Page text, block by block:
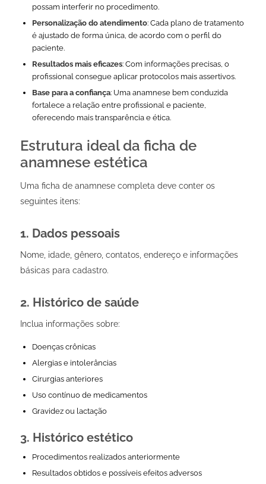
possam interferir no procedimento.
Personalização do atendimento: Cada plano de tratamento
é ajustado de forma única, de acordo com o perfil do
paciente.
Resultados mais eficazes: Com informações precisas, o
profissional consegue aplicar protocolos mais assertivos.
Base para a confiança: Uma anamnese bem conduzida
fortalece a relação entre profissional e paciente,
oferecendo mais transparência e ética.
Estrutura ideal da ficha de
anamnese estética
Uma ficha de anamnese completa deve conter os
seguintes itens:
1. Dados pessoais
Nome, idade, gênero, contatos, endereço e informações
básicas para cadastro.
2. Histórico de saúde
Inclua informações sobre:
Doenças crônicas
Alergias e intolerâncias
Cirurgias anteriores
Uso contínuo de medicamentos
Gravidez ou lactação
3. Histórico estético
Procedimentos realizados anteriormente
Resultados obtidos e possíveis efeitos adversos